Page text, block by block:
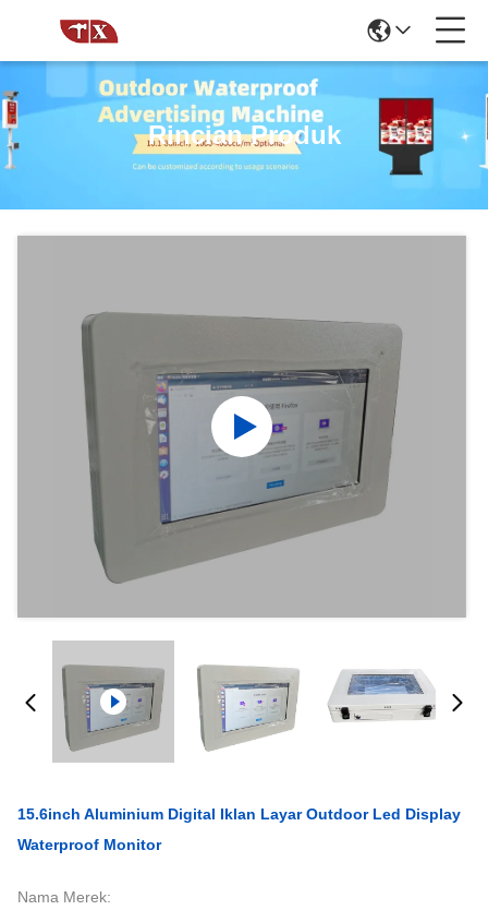
Rincian Produk
15.6inch Aluminium Digital Iklan Layar Outdoor Led Display
Waterproof Monitor
Nama Merek: